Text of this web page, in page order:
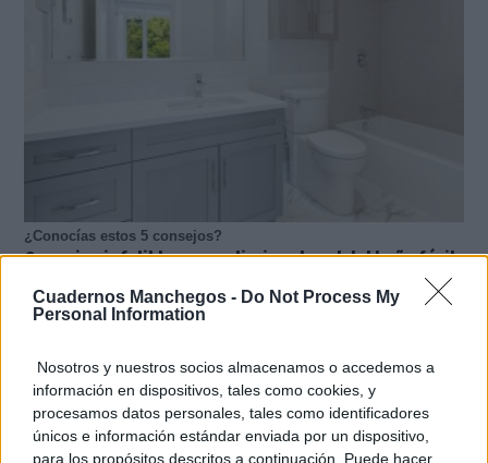
Cuadernos Manchegos - Do Not Process My
Personal Information
Nosotros y nuestros socios almacenamos o accedemos a
información en dispositivos, tales como cookies, y
procesamos datos personales, tales como identificadores
únicos e información estándar enviada por un dispositivo,
para los propósitos descritos a continuación. Puede hacer
¿Conocías estos 5 consejos?
Consejos infalibles para eliminar la cal del baño fácil